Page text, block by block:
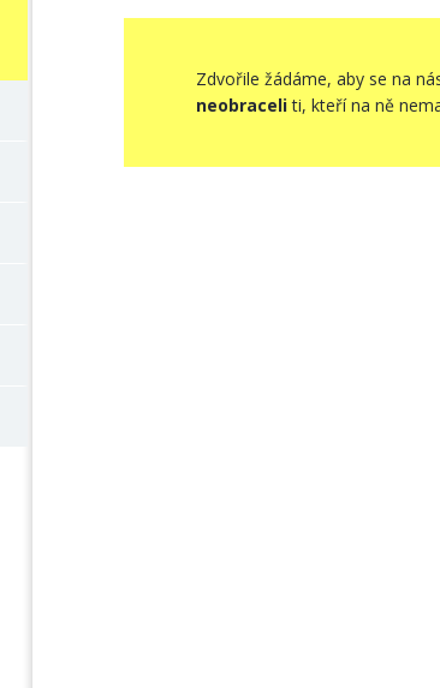
Zdvořile žádáme, aby se na
neobraceliti, kteří na ně